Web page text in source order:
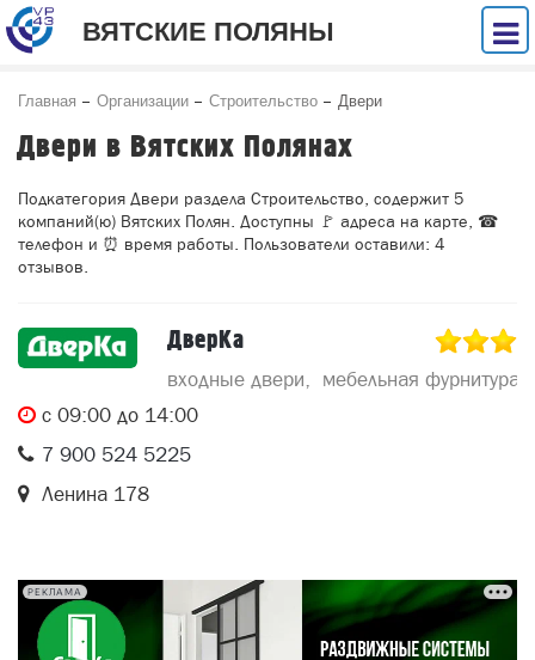
ВЯТСКИЕ ПОЛЯНЫ
Главная Организации Строительство Двери
Двери в Вятских Полянах
Подкатегория Двери раздела Строительство, содержит 5
компаний(ю) Вятских Полян. Доступны 🚩 адреса на карте, ☎
телефон и ⏰ время работы. Пользователи оставили: 4
отзывов.
ДверКа
входные двери
мебельная фурнитура
c 09:00 до 14:00
7 900 524 5225
Ленина 178
РЕКЛАМА